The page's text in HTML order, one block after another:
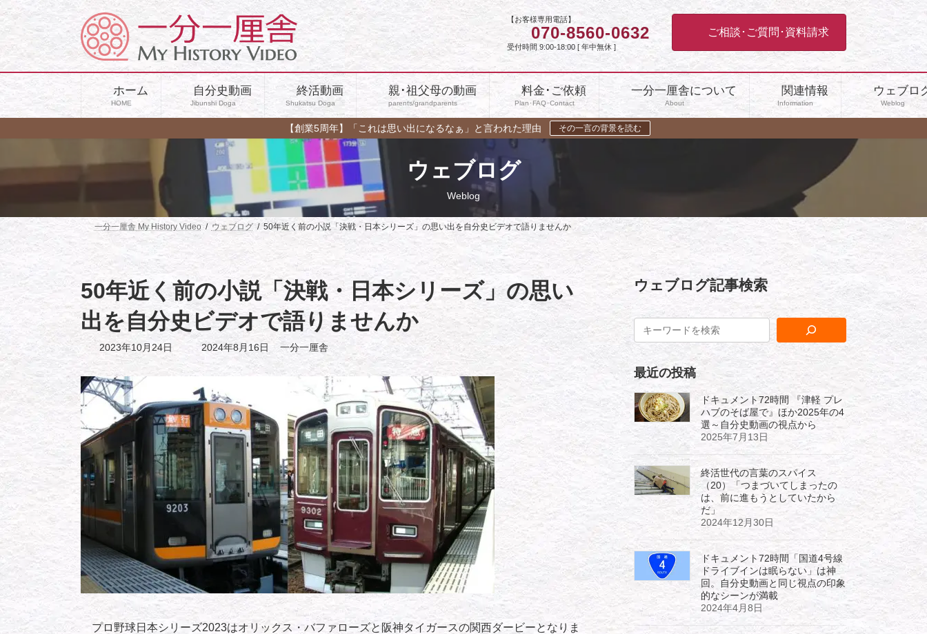
コ
ン
テ
ン
ツ
ス
ッ
ナ
ビ
ゲ
ー
シ
ン
移
【お客様専用電話】
070-8560-0632
受付時間 9:00-18:00 [ 年中無休 ]
ご相談･ご質問･資料請求
ホーム
HOME
自分史動画
Jibunshi Doga
終活動画
Shukatsu Doga
親･祖父母の動画
parents/grandparents
料金･ご依頼
Plan･FAQ･Contact
一分一厘舎について
About
関連情報
Information
ウェブロ
Weblog
【創業5周年】「これは思い出になるなぁ」と言われた理由 その一言の背景を読む
ウェブログ
Weblog
一分一厘舎 My History Video ウェブログ 50年近く前の小説「決戦・日本シリーズ」の思い出を自分史ビデオで語りませんか
50年近く前の小説「決戦・日本シリーズ」の思い
出を自分史ビデオで語りませんか
2023年10月24日
最
更
日
時
2024年8月16日 一分一厘舎
プロ野球日本シリーズ2023はオリックス・バファローズと阪神タイガースの関西ダービーとなりま
ウェブログ記事検索
最近の投稿
ドキュメント72時間 『津軽 プレ
ハブのそば屋で』ほか2025年の4
選～自分史動画の視点から
2025年7月13日
終活世代の言葉のスパイス
（20）「つまづいてしまったの
は、前に進もうとしていたから
だ」
2024年12月30日
ドキュメント72時間「国道4号線
ドライブインは眠らない」は神
回。自分史動画と同じ視点の印象
的なシーンが満載
2024年4月8日